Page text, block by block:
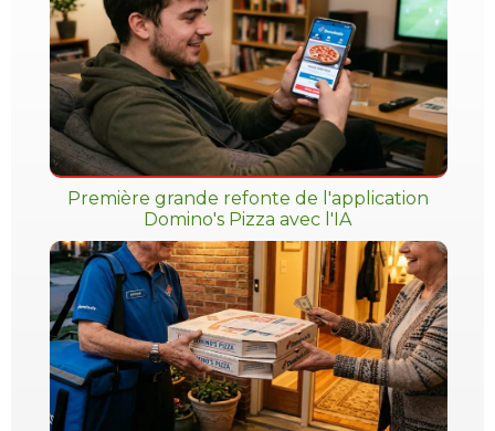
Première grande refonte de l'application
Domino's Pizza avec l'IA